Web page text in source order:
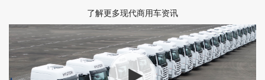
了解更多现代商用车资讯